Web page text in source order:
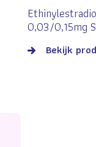
0,03/0,15mg
Bekijk